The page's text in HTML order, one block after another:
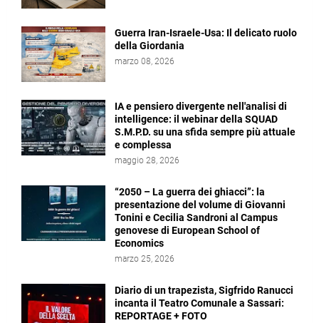
Guerra Iran-Israele-Usa: Il delicato ruolo
della Giordania
marzo 08, 2026
IA e pensiero divergente nell'analisi di
intelligence: il webinar della SQUAD
S.M.P.D. su una sfida sempre più attuale
e complessa
maggio 28, 2026
“2050 – La guerra dei ghiacci”: la
presentazione del volume di Giovanni
Tonini e Cecilia Sandroni al Campus
genovese di European School of
Economics
marzo 25, 2026
Diario di un trapezista, Sigfrido Ranucci
incanta il Teatro Comunale a Sassari:
REPORTAGE + FOTO